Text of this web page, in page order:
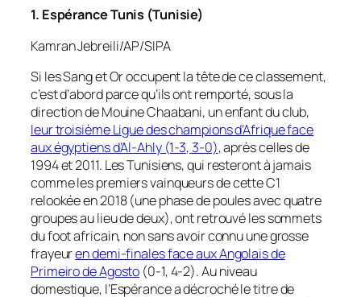
1. Espérance Tunis (Tunisie)
Kamran Jebreili/AP/SIPA
Si les Sang et Or occupent la tête de ce classement,
c’est d’abord parce qu’ils ont remporté, sous la
direction de Mouine Chaabani, un enfant du club,
leur troisième Ligue des champions d’Afrique face
aux égyptiens d’Al-Ahly (1-3, 3-0), après celles de
1994 et 2011. Les Tunisiens, qui resteront à jamais
comme les premiers vainqueurs de cette C1
relookée en 2018 (une phase de poules avec quatre
groupes au lieu de deux), ont retrouvé les sommets
du foot africain, non sans avoir connu une grosse
frayeuren demi-finales face aux Angolais de
Primeiro de Agosto (0-1, 4-2). Au niveau
domestique, l’Espérance a décroché le titre de